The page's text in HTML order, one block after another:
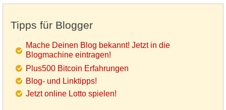
Tipps für Blogger
Mache Deinen Blog bekannt! Jetzt in die
Blogmachine eintragen!
Plus500 Bitcoin Erfahrungen
Blog- und Linktipps!
Jetzt online Lotto spielen!